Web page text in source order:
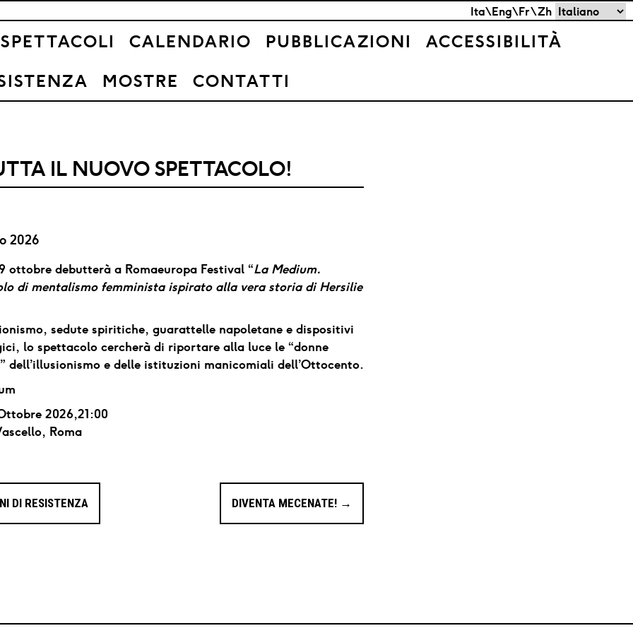
Ita\Eng\Fr\Zh Scegli
una
lingua
SPETTACOLI CALENDARIO PUBBLICAZIONI
ACCESSIBILITÀ
MOSTRE CONTATTI
IL NUOVO SPETTACOLO!
2026
ottobre debutterà a Romaeuropa Festival “La Medium.
di mentalismo femminista ispirato alla vera storia di Hersilie
sedute spiritiche, guarattelle napoletane e dispositivi
lo spettacolo cercherà di riportare alla luce le “donne
dell’illusionismo e delle istituzioni manicomiali dell’Ottocento.
2026,21:00
Roma
DI RESISTENZA DIVENTA MECENATE! →